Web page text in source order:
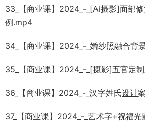
33_【商业课】2024_-_[Ai摄影]面部
例.mp4
34_【商业课】2024_-_婚纱照融合背
35_【商业课】2024_-_[摄影]五官定
36_【商业课】2024_-_汉字姓氏设计
37_【商业课】2024_-_艺术字+祝福光